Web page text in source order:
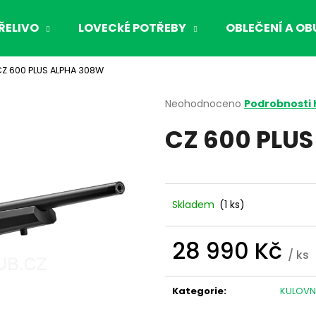
LOVECkÉ POTŘEBY OBLEČENÍ A
600 PLUS ALPHA 308W
Průměrné
produktu
je
5
hvězdiček.
Neohodnoceno Podrobnosti
CZ 600
Skladem (1 ks)
28 990 Kč / ks
cena:
Kategorie:
Co potřebujete najít?
HLEDAT
Doporučujeme